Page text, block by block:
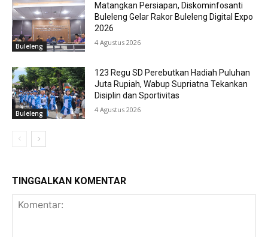
Buleleng
Matangkan Persiapan, Diskominfosanti
Buleleng Gelar Rakor Buleleng Digital Expo
2026
4 Agustus 2026
Buleleng
123 Regu SD Perebutkan Hadiah Puluhan
Juta Rupiah, Wabup Supriatna Tekankan
Disiplin dan Sportivitas
4 Agustus 2026
TINGGALKAN KOMENTAR